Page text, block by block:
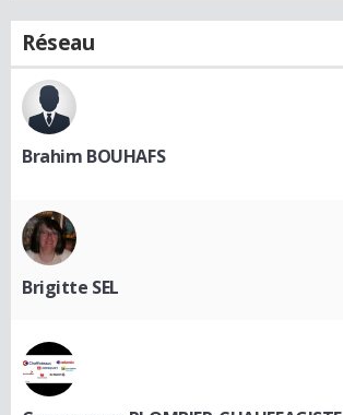
Réseau
Brahim BOUHAFS
Brigitte SEL